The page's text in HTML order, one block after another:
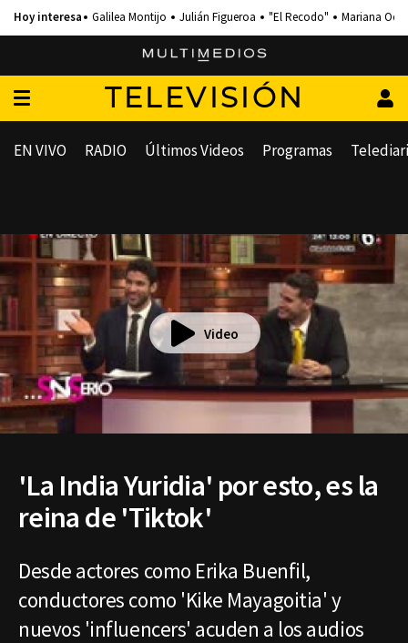
Galilea Montijo Julián Figueroa "El Recodo" Mariana
TELEVISIÓN
EN VIVO RADIO Últimos Videos Programas
Video
'La India Yuridia' por esto, es la
reina de 'Tiktok'
Desde actores como Erika Buenfil,
conductores como 'Kike Mayagoitia' y
nuevos 'influencers' acuden a los audios